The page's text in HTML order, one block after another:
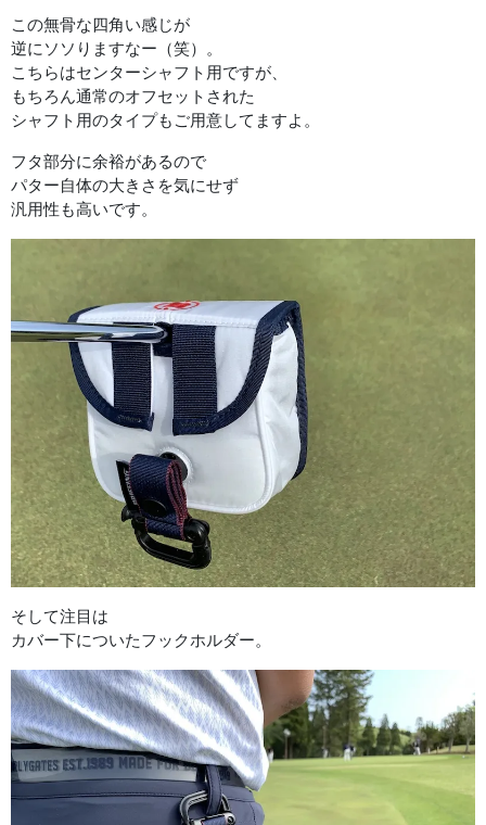
この無骨な四角い感じが
逆にソソりますなー（笑）。
こちらはセンターシャフト用ですが、
もちろん通常のオフセットされた
シャフト用のタイプもご用意してますよ。
フタ部分に余裕があるので
パター自体の大きさを気にせず
汎用性も高いです。
そして注目は
カバー下についたフックホルダー。